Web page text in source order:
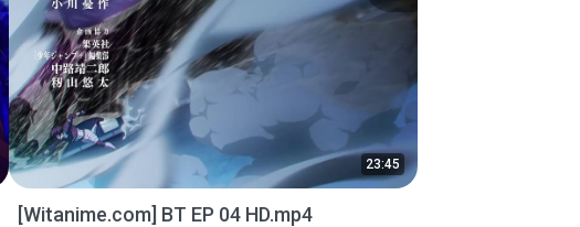
23:45
[Witanime.com] BT EP 04 HD.mp4